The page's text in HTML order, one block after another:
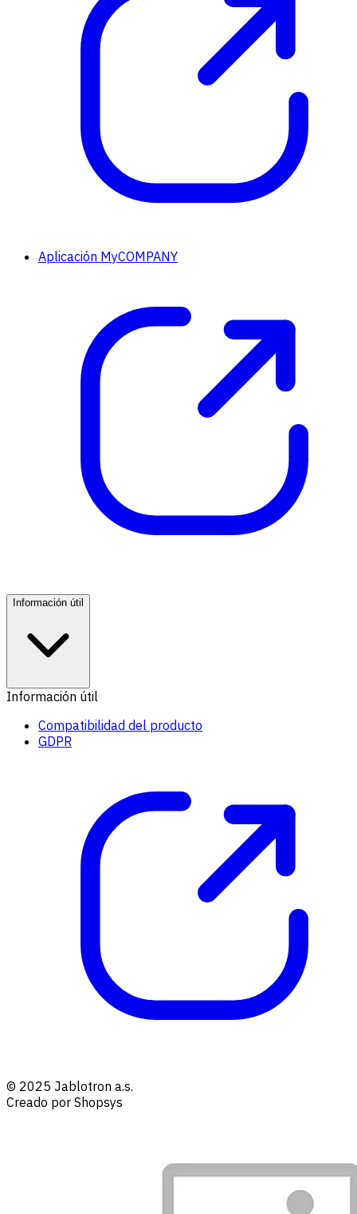
Aplicación MyCOMPANY
Información útil
Información útil
Compatibilidad del producto
GDPR
© 2025 Jablotron a.s.
Creado por Shopsys